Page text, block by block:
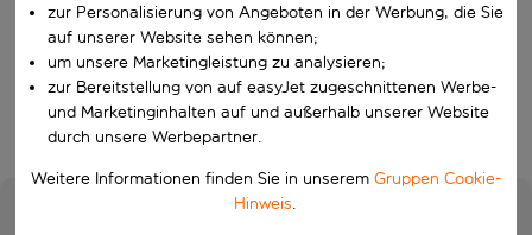
Suchen
zur Personalisierung von Angeboten in der Werbung, die Sie
auf unserer Website sehen können;
um unsere Marketingleistung zu analysieren;
zur Bereitstellung von auf easyJet zugeschnittenen Werbe-
und Marketinginhalten auf und außerhalb unserer Website
durch unsere Werbepartner.
Weitere Informationen finden Sie in unserem Gruppen Cookie-
Hinweis.